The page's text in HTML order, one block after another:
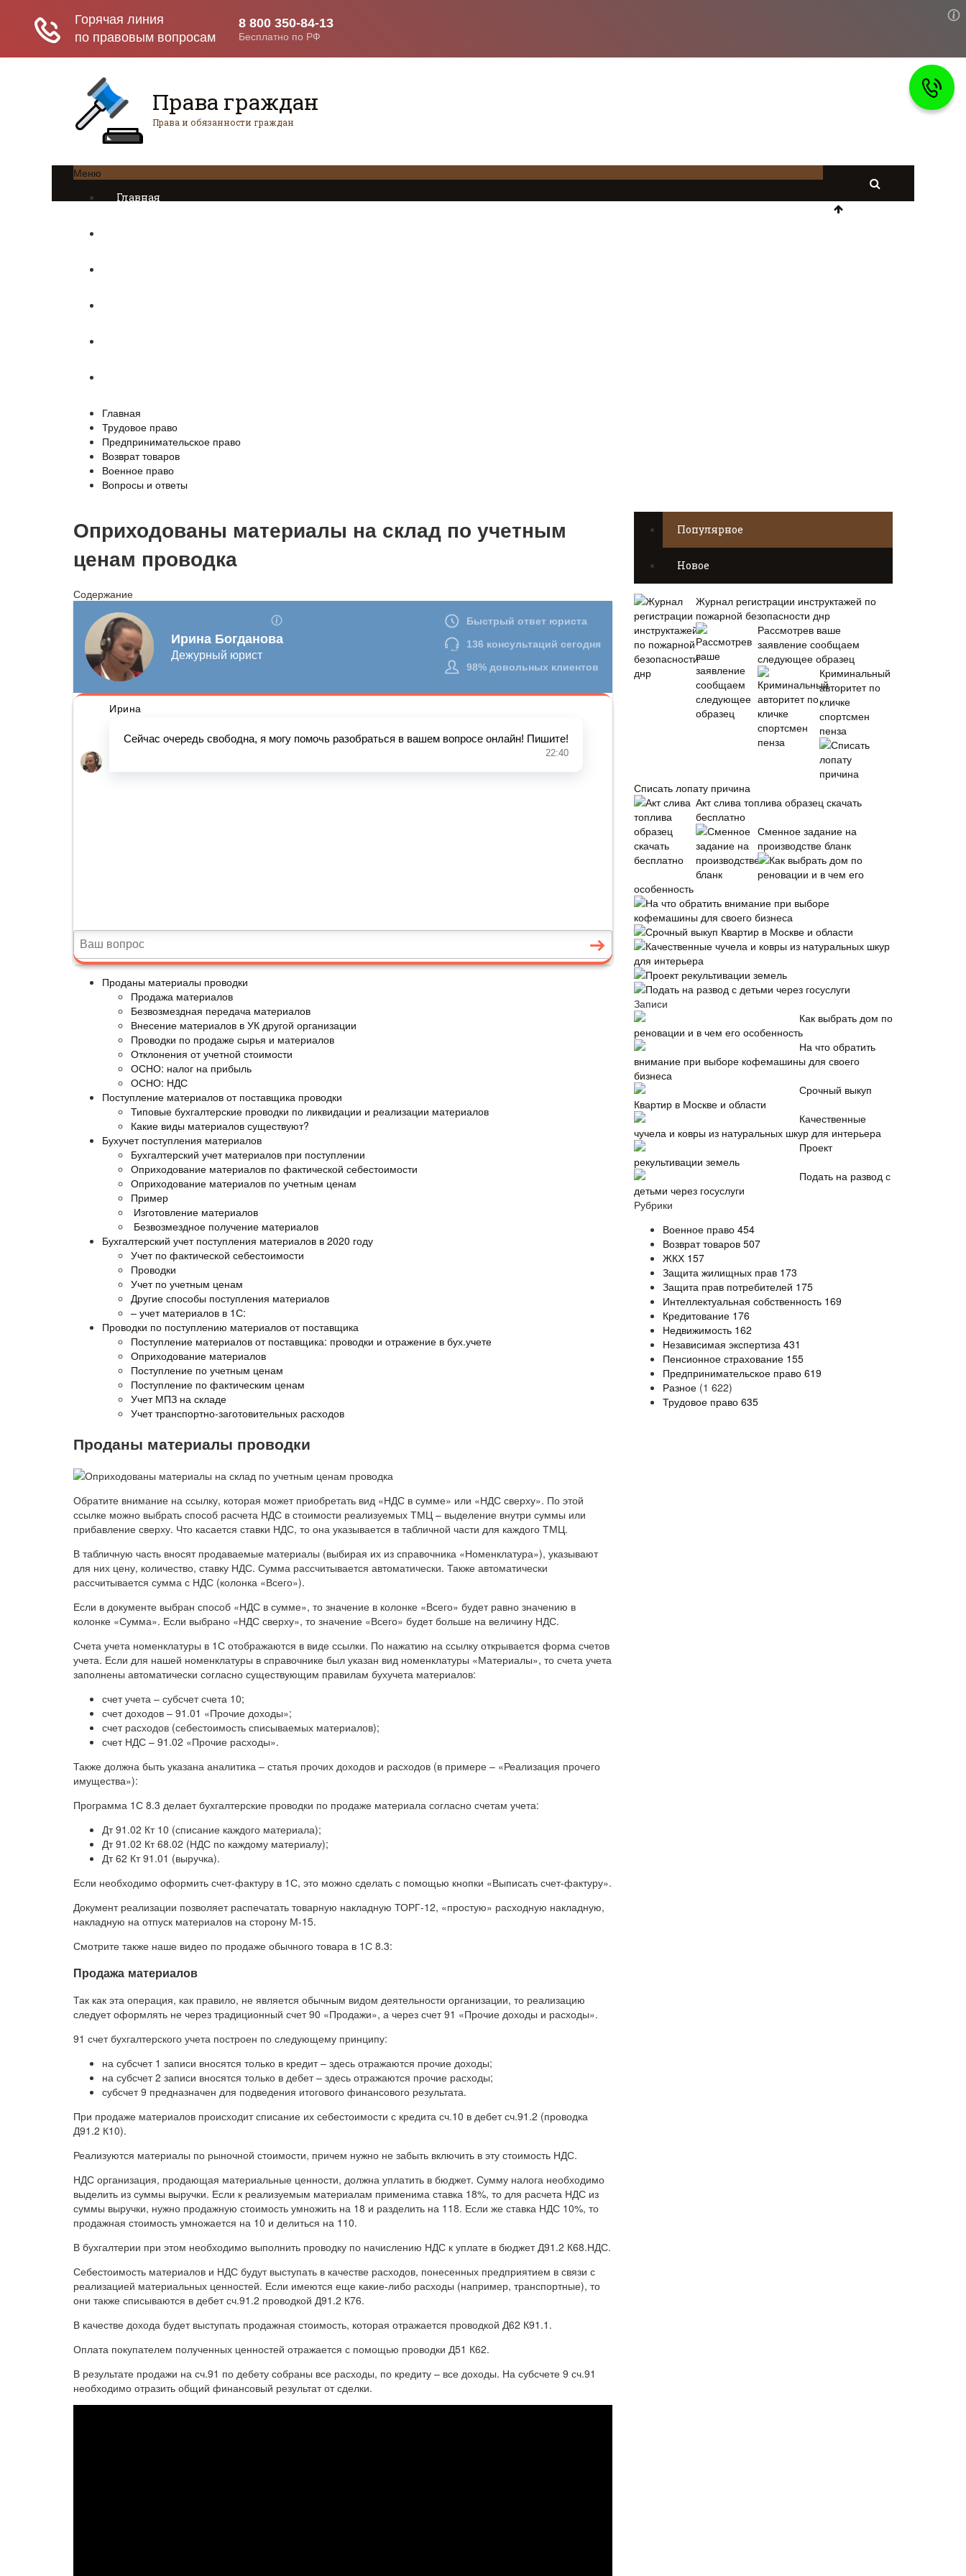
Права граждан
Права и обязанности граждан
Меню
Главная
Главная
Трудовое право
Предпринимательское право
Возврат товаров
Военное право
Вопросы и ответы
Оприходованы материалы на склад по учетным
ценам проводка
Содержание
Проданы материалы проводки
Продажа материалов
Безвозмездная передача материалов
Внесение материалов в УК другой организации
Проводки по продаже сырья и материалов
Отклонения от учетной стоимости
ОСНО: налог на прибыль
ОСНО: НДС
Поступление материалов от поставщика проводки
Типовые бухгалтерские проводки по ликвидации и реализации материалов
Какие виды материалов существуют?
Бухучет поступления материалов
Бухгалтерский учет материалов при поступлении
Оприходование материалов по фактической себестоимости
Оприходование материалов по учетным ценам
Пример
Изготовление материалов
Безвозмездное получение материалов
Бухгалтерский учет поступления материалов в 2020 году
Учет по фактической себестоимости
Проводки
Учет по учетным ценам
Другие способы поступления материалов
– учет материалов в 1С:
Проводки по поступлению материалов от поставщика
Поступление материалов от поставщика: проводки и отражение в бух.учете
Оприходование материалов
Поступление по учетным ценам
Поступление по фактическим ценам
Учет МПЗ на складе
Учет транспортно-заготовительных расходов
Проданы материалы проводки
Обратите внимание на ссылку, которая может приобретать вид «НДС в сумме» или «НДС сверху». По этой
ссылке можно выбрать способ расчета НДС в стоимости реализуемых ТМЦ – выделение внутри суммы или
прибавление сверху. Что касается ставки НДС, то она указывается в табличной части для каждого ТМЦ.
В табличную часть вносят продаваемые материалы (выбирая их из справочника «Номенклатура»), указывают
для них цену, количество, ставку НДС. Сумма рассчитывается автоматически. Также автоматически
рассчитывается сумма с НДС (колонка «Всего»).
Если в документе выбран способ «НДС в сумме», то значение в колонке «Всего» будет равно значению в
колонке «Сумма». Если выбрано «НДС сверху», то значение «Всего» будет больше на величину НДС.
Счета учета номенклатуры в 1С отображаются в виде ссылки. По нажатию на ссылку открывается форма счетов
учета. Если для нашей номенклатуры в справочнике был указан вид номенклатуры «Материалы», то счета учета
заполнены автоматически согласно существующим правилам бухучета материалов:
счет учета – субсчет счета 10;
счет доходов – 91.01 «Прочие доходы»;
счет расходов (себестоимость списываемых материалов);
счет НДС – 91.02 «Прочие расходы».
Также должна быть указана аналитика – статья прочих доходов и расходов (в примере – «Реализация прочего
имущества»):
Программа 1С 8.3 делает бухгалтерские проводки по продаже материала согласно счетам учета:
Дт 91.02 Кт 10 (списание каждого материала);
Дт 91.02 Кт 68.02 (НДС по каждому материалу);
Дт 62 Кт 91.01 (выручка).
Если необходимо оформить счет-фактуру в 1С, это можно сделать с помощью кнопки «Выписать счет-фактуру».
Документ реализации позволяет распечатать товарную накладную ТОРГ-12, «простую» расходную накладную,
накладную на отпуск материалов на сторону М-15.
Смотрите также наше видео по продаже обычного товара в 1С 8.3:
Продажа материалов
Так как эта операция, как правило, не является обычным видом деятельности организации, то реализацию
следует оформлять не через традиционный счет 90 «Продажи», а через счет 91 «Прочие доходы и расходы».
91 счет бухгалтерского учета построен по следующему принципу:
на субсчет 1 записи вносятся только в кредит – здесь отражаются прочие доходы;
на субсчет 2 записи вносятся только в дебет – здесь отражаются прочие расходы;
субсчет 9 предназначен для подведения итогового финансового результата.
При продаже материалов происходит списание их себестоимости с кредита сч.10 в дебет сч.91.2 (проводка
Д91.2 К10).
Реализуются материалы по рыночной стоимости, причем нужно не забыть включить в эту стоимость НДС.
НДС организация, продающая материальные ценности, должна уплатить в бюджет. Сумму налога необходимо
выделить из суммы выручки. Если к реализуемым материалам применима ставка 18%, то для расчета НДС из
суммы выручки, нужно продажную стоимость умножить на 18 и разделить на 118. Если же ставка НДС 10%, то
продажная стоимость умножается на 10 и делиться на 110.
В бухгалтерии при этом необходимо выполнить проводку по начислению НДС к уплате в бюджет Д91.2 К68.НДС.
Себестоимость материалов и НДС будут выступать в качестве расходов, понесенных предприятием в связи с
реализацией материальных ценностей. Если имеются еще какие-либо расходы (например, транспортные), то
они также списываются в дебет сч.91.2 проводкой Д91.2 К76.
В качестве дохода будет выступать продажная стоимость, которая отражается проводкой Д62 К91.1.
Оплата покупателем полученных ценностей отражается с помощью проводки Д51 К62.
В результате продажи на сч.91 по дебету собраны все расходы, по кредиту – все доходы. На субсчете 9 сч.91
необходимо отразить общий финансовый результат от сделки.
Популярное
Новое
Журнал регистрации инструктажей по
пожарной безопасности днр
Рассмотрев ваше
заявление сообщаем
следующее образец
Криминальный
авторитет по
кличке
спортсмен
пенза
Списать лопату причина
Акт слива топлива образец скачать
бесплатно
Сменное задание на
производстве бланк
Как выбрать дом по
реновации и в чем его
особенность
На что обратить внимание при выборе
кофемашины для своего бизнеса
Срочный выкуп Квартир в Москве и области
Качественные чучела и ковры из натуральных шкур
для интерьера
Проект рекультивации земель
Подать на развод с детьми через госуслуги
Записи
Как выбрать дом по
реновации и в чем его особенность
На что обратить
внимание при выборе кофемашины для своего
бизнеса
Срочный выкуп
Квартир в Москве и области
Качественные
чучела и ковры из натуральных шкур для интерьера
Проект
рекультивации земель
Подать на развод с
детьми через госуслуги
Рубрики
Военное право 454
Возврат товаров 507
ЖКХ 157
Защита жилищных прав 173
Защита прав потребителей 175
Интеллектуальная собственность 169
Кредитование 176
Недвижимость 162
Независимая экспертиза 431
Пенсионное страхование 155
Предпринимательское право 619
Разное (1 622)
Трудовое право 635